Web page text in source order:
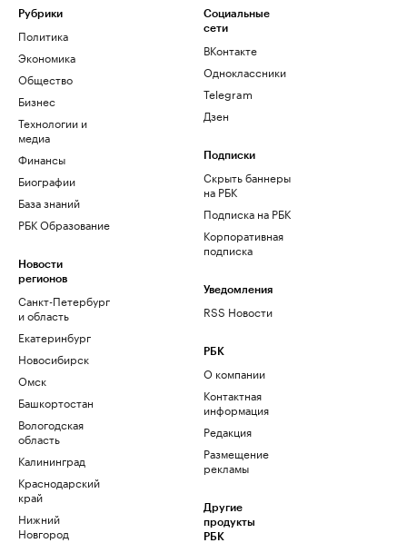
Рубрики
Политика
Экономика
Общество
Бизнес
Технологии и
медиа
Финансы
Биографии
База знаний
РБК Образование
Новости
регионов
Санкт-Петербург
и область
Екатеринбург
Новосибирск
Омск
Башкортостан
Вологодская
область
Калининград
Краснодарский
край
Нижний
Новгород
Социальные
сети
ВКонтакте
Одноклассники
Telegram
Дзен
Подписки
Скрыть баннеры
на РБК
Подписка на РБК
Корпоративная
подписка
Уведомления
RSS Новости
РБК
О компании
Контактная
информация
Редакция
Размещение
рекламы
Другие
продукты
РБК